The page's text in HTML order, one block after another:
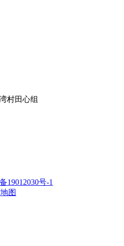
村田心组
19012030号-1
图